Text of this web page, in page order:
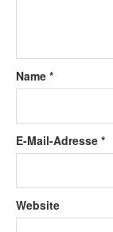
Name *
E-Mail-Adresse *
Website